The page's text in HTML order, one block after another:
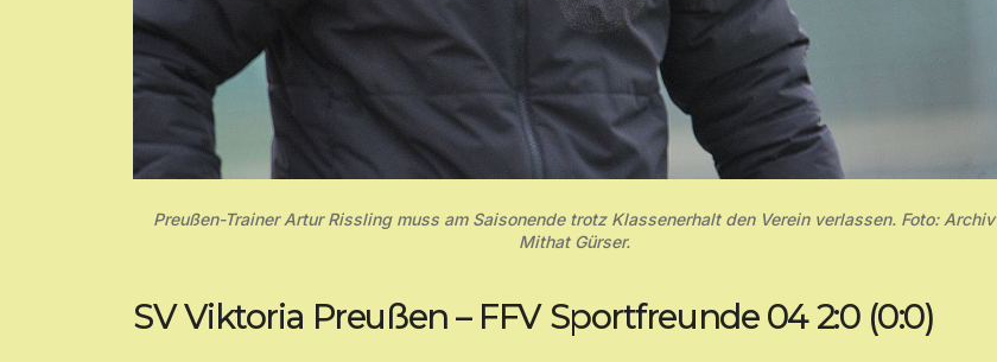
Preußen-Trainer Artur Rissling muss am Saisonende trotz Klassenerhalt den Verein verlassen. Foto: Archiv
Mithat Gürser.
SV Viktoria Preußen – FFV Sportfreunde 04 2:0 (0:0)